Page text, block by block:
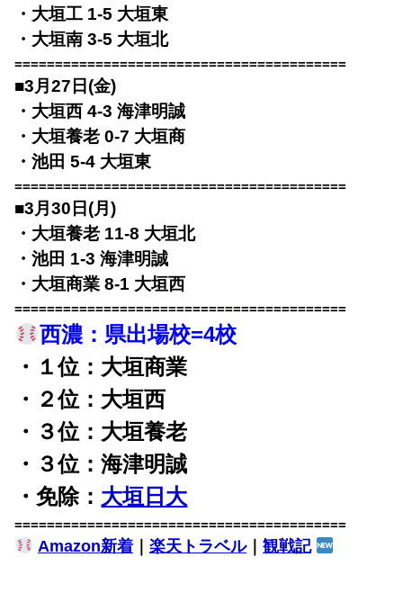
・大垣工 1-5 大垣東
・大垣南 3-5 大垣北
=========================================
■3月27日(金)
・大垣西 4-3 海津明誠
・大垣養老 0-7 大垣商
・池田 5-4 大垣東
=========================================
■3月30日(月)
・大垣養老 11-8 大垣北
・池田 1-3 海津明誠
・大垣商業 8-1 大垣西
=========================================
西濃： 県出場校=4校
・１位：大垣商業
・２位：大垣西
・３位：大垣養老
・３位：海津明誠
・免除： 大垣日大
=========================================
Amazon新着｜ 楽天トラベル｜ 観戦記